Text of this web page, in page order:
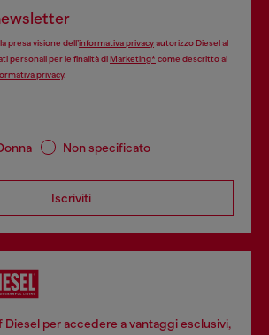
presa visione dell’informativa privacyautorizzo Diesel al
personali per le finalità diMarketing*come descritto al
privacy.
Non specificato
Iscriviti
Diesel per accedere a vantaggi esclusivi,